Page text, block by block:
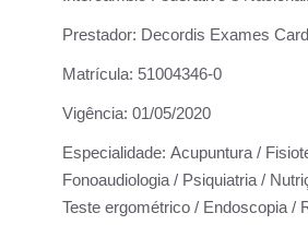
Prestador: Decordis Exames
Matrícula: 51004346-0
Vigência: 01/05/2020
Especialidade: Acupuntura /
Fonoaudiologia / Psiquiatria /
Teste ergométrico / Endoscopia /